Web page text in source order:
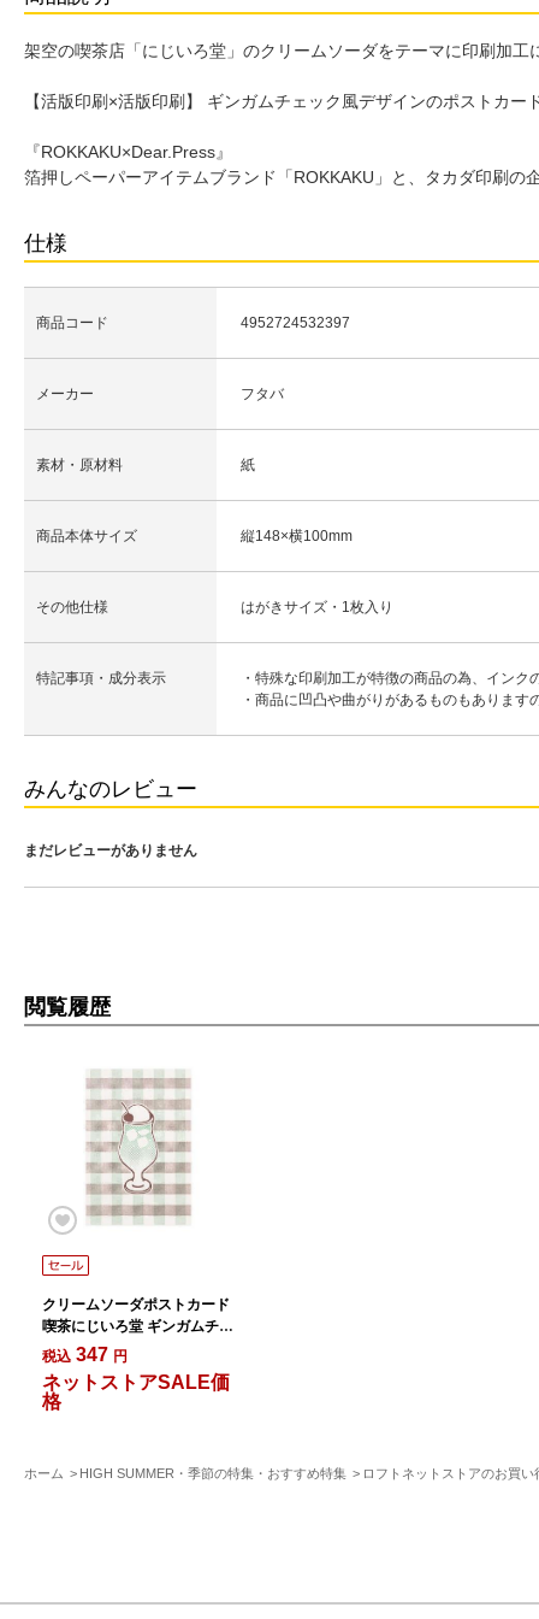
架空の喫茶店「にじいろ堂」のクリームソーダをテーマに印刷加
【活版印刷×活版印刷】 ギンガムチェック風デザインのポストカー
『ROKKAKU×Dear.Press』
箔押しペーパーアイテムブランド「ROKKAKU」と、タカダ印刷
仕様
商品コード 4952724532397
メーカー フタバ
素材・原材料 紙
商品本体サイズ 縦148×横100mm
その他仕様 はがきサイズ・1枚入り
特記事項・成分表示
・特殊な印刷加工が特徴の商品の為、イン
・商品に凹凸や曲がりがあるものもありま
みんなのレビュー
まだレビューがありません
閲覧履歴
クリームソーダポストカード
喫茶にじいろ堂 ギンガムチェ
ック/メロン
税込 347 円
ネットストアSALE価
格
ホーム HIGH SUMMER・季節の特集・おすすめ特集 ロフトネットストアのお買い